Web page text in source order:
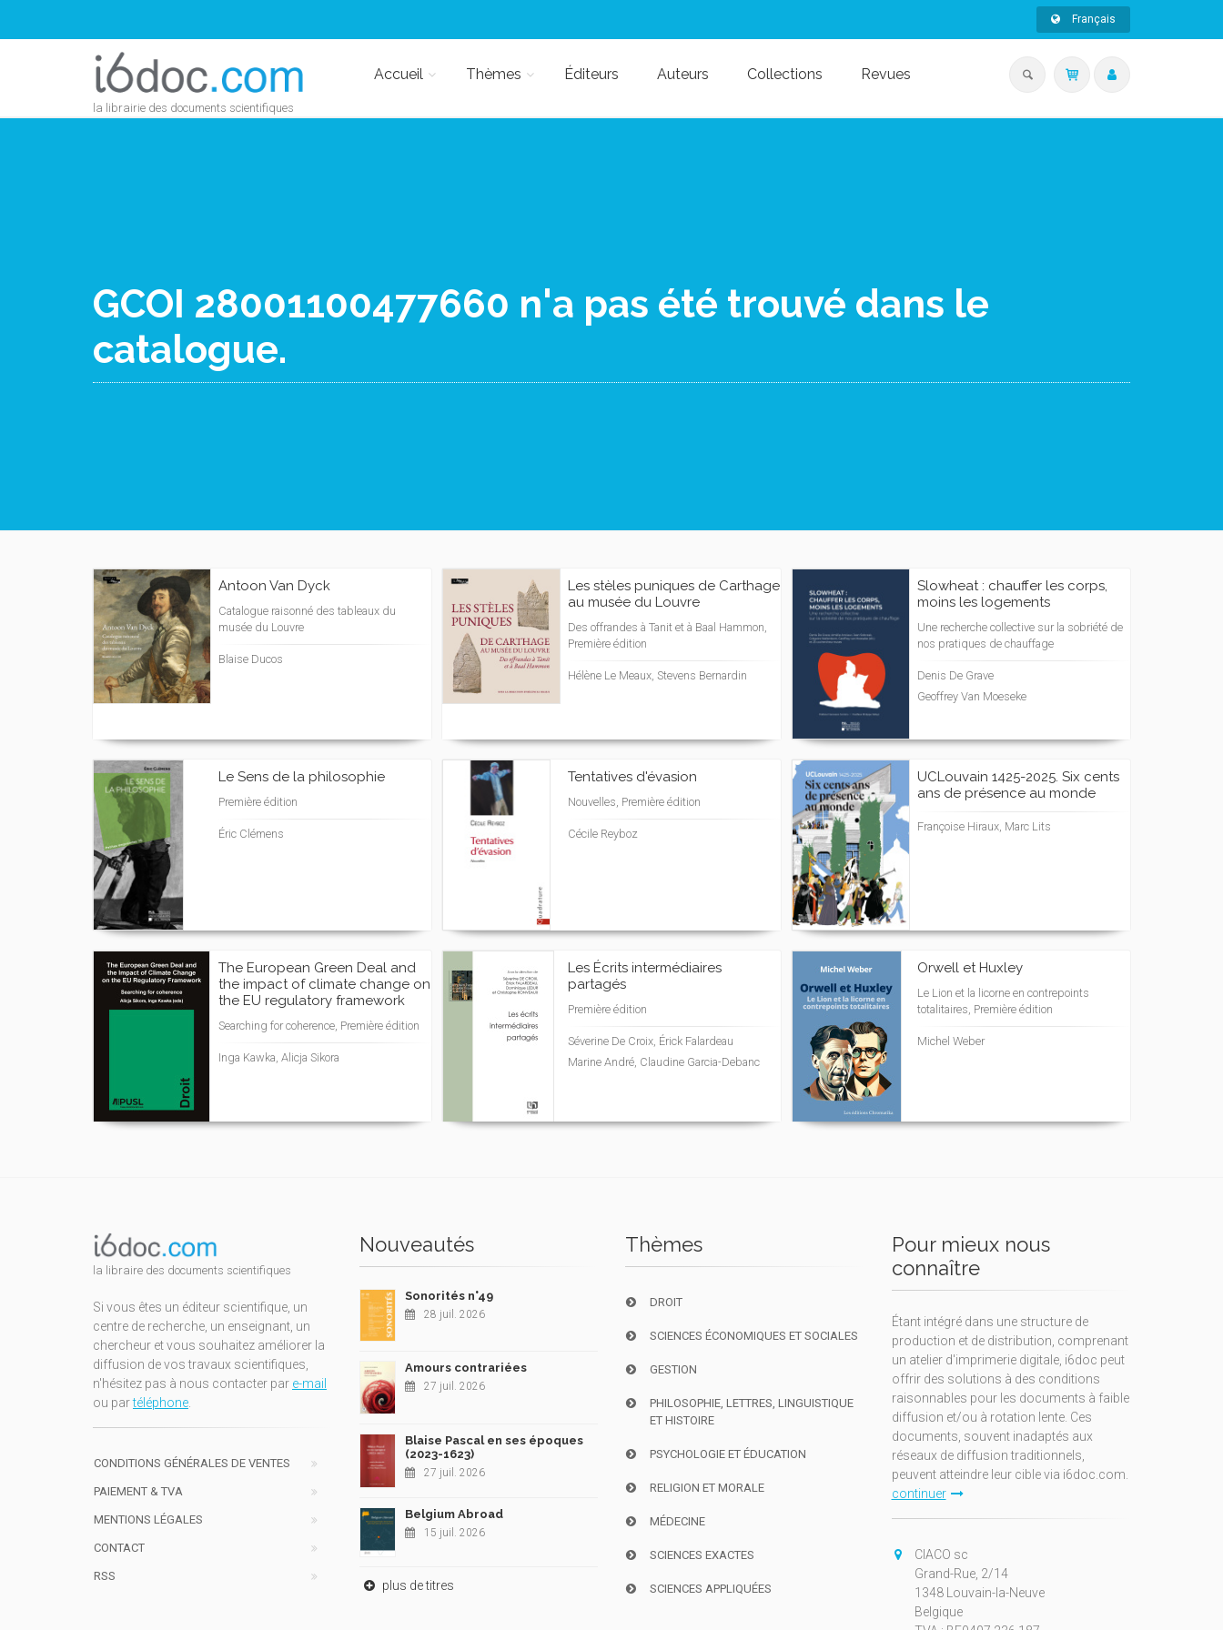
Français
la librairie des documents scientifiques
Accueil Thèmes Éditeurs Auteurs Collections Revues
GCOI 28001100477660 n'a pas été trouvé dans le
catalogue.
Antoon Van Dyck
Catalogue raisonné des tableaux du
musée du Louvre
Blaise Ducos
Les stèles puniques de Carthage
au musée du Louvre
Des offrandes à Tanit et à Baal Hammon,
Première édition
Hélène Le Meaux, Stevens Bernardin
Slowheat : chauffer les corps,
moins les logements
Une recherche collective sur la sobriété de
nos pratiques de chauffage
Denis De Grave
Geoffrey Van Moeseke
Le Sens de la philosophie
Première édition
Éric Clémens
Tentatives d'évasion
Nouvelles, Première édition
Cécile Reyboz
UCLouvain 1425-2025. Six cents
ans de présence au monde
Françoise Hiraux, Marc Lits
The European Green Deal and
the impact of climate change on
the EU regulatory framework
Searching for coherence, Première édition
Inga Kawka, Alicja Sikora
Les Écrits intermédiaires
partagés
Première édition
Séverine De Croix, Érick Falardeau
Marine André, Claudine Garcia-Debanc
Orwell et Huxley
Le Lion et la licorne en contrepoints
totalitaires, Première édition
Michel Weber
la libraire des documents scientifiques
Si vous êtes un éditeur scientifique, un
centre de recherche, un enseignant, un
chercheur et vous souhaitez améliorer la
diffusion de vos travaux scientifiques,
n'hésitez pas à nous contacter par e-mail
ou partéléphone.
CONDITIONS GÉNÉRALES DE VENTES
PAIEMENT & TVA
MENTIONS LÉGALES
CONTACT
RSS
Nouveautés
Sonorités n°49
28 juil. 2026
Amours contrariées
27 juil. 2026
Blaise Pascal en ses époques
(2023-1623)
27 juil. 2026
Belgium Abroad
15 juil. 2026
plus de titres
Thèmes
DROIT
SCIENCES ÉCONOMIQUES ET SOCIALES
GESTION
PHILOSOPHIE, LETTRES, LINGUISTIQUE
ET HISTOIRE
PSYCHOLOGIE ET ÉDUCATION
RELIGION ET MORALE
MÉDECINE
SCIENCES EXACTES
SCIENCES APPLIQUÉES
Pour mieux nous
connaître
Étant intégré dans une structure de
production et de distribution, comprenant
un atelier d'imprimerie digitale, i6doc peut
offrir des solutions à des conditions
raisonnables pour les documents à faible
diffusion et/ou à rotation lente. Ces
documents, souvent inadaptés aux
réseaux de diffusion traditionnels,
peuvent atteindre leur cible via i6doc.com.
continuer
CIACO sc
Grand-Rue, 2/14
1348 Louvain-la-Neuve
Belgique